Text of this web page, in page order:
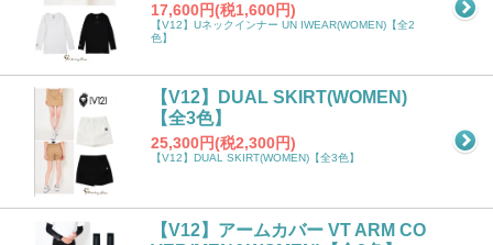
17,600円(税1,600円)
【V12】Uネックインナー UN IWEAR(WOMEN)【全2
色】
【V12】DUAL SKIRT(WOMEN)
【全3色】
25,300円(税2,300円)
【V12】DUAL SKIRT(WOMEN)【全3色】
【V12】アームカバー VT ARM CO